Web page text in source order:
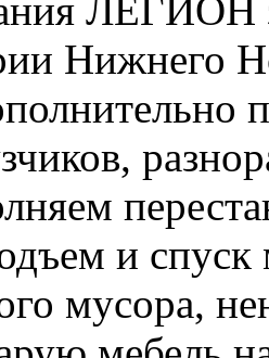
ЛЕГИОН
Нижнего
и спуск
мусора,